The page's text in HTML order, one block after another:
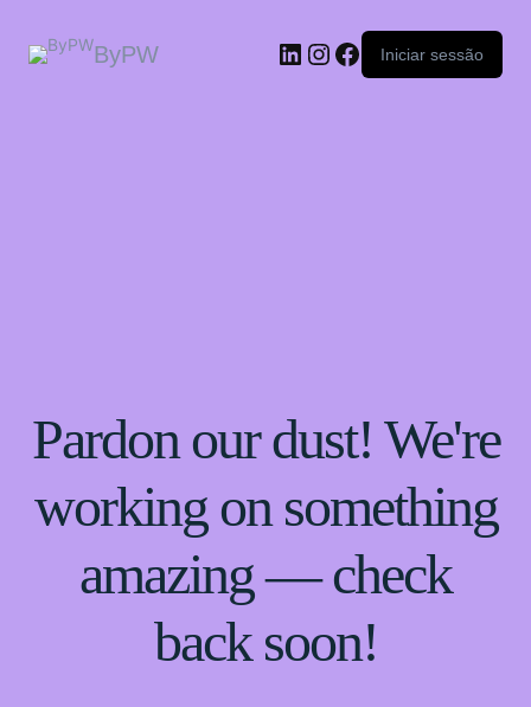
ByPW Iniciar sessão
Pardon our dust! We're
working on something
amazing — check
back soon!